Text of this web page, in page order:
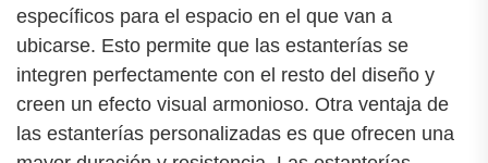
específicos para el espacio en el que van a
ubicarse. Esto permite que las estanterías se
integren perfectamente con el resto del diseño y
creen un efecto visual armonioso. Otra ventaja de
las estanterías personalizadas es que ofrecen una